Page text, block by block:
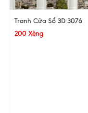
Tranh Cửa Sổ 3D 3076
200 Xèng